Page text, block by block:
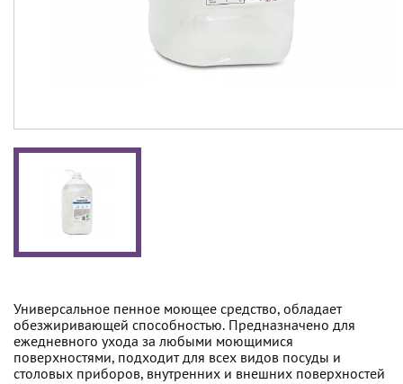
Универсальное пенное моющее средство, обладает
обезжиривающей способностью. Предназначено для
ежедневного ухода за любыми моющимися
поверхностями, подходит для всех видов посуды и
столовых приборов, внутренних и внешних поверхностей